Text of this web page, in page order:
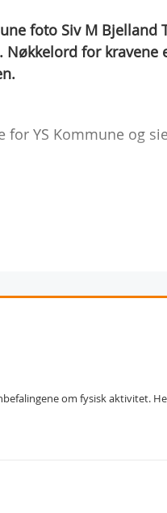
foto Siv M Bjelland
Nøkkelord for kravene
YS Kommune og
om fysisk aktivitet.